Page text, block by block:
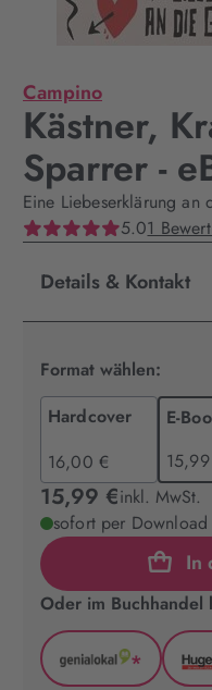
Campino
Kästner,
Sparrer -
Eine Liebeserklärung an
5.01
Details & Kontakt
Format wählen:
Hardcover
16,00 €
E-
15,99 €inkl. MwSt.
sofort per
In
Oder im Buchhandel
GenialLokal
*